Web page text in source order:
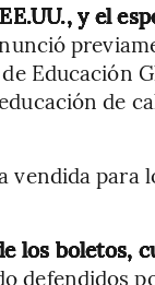
y el
Educación
de
vendida para
los boletos,
defendidos